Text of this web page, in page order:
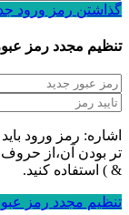
گذاشتن رمز ورود
تنظیم مجدد رمز
اشاره: رمز ورود
تر بودن آن،از حروف
& ) استفاده کنید.
تنظیم مجدد رمز